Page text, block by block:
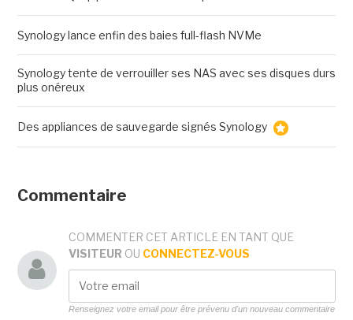
Synology lance enfin des baies full-flash NVMe
Synology tente de verrouiller ses NAS avec ses disques durs
plus onéreux
Des appliances de sauvegarde signés Synology
Commentaire
COMMENTER CET ARTICLE EN TANT QUE
VISITEUR OU CONNECTEZ-VOUS
Renseignez votre email pour être prévenu d'un nouveau commentaire